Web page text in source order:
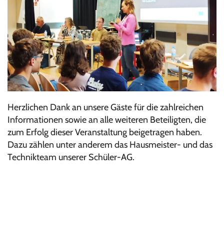
Herzlichen Dank an unsere Gäste für die zahlreichen
Informationen sowie an alle weiteren Beteiligten, die
zum Erfolg dieser Veranstaltung beigetragen haben.
Dazu zählen unter anderem das Hausmeister- und das
Technikteam unserer Schüler-AG.